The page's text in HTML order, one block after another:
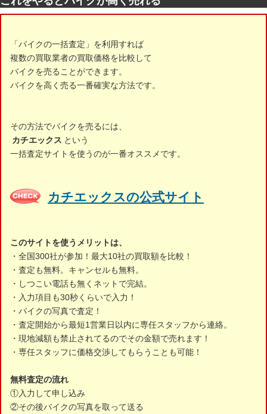
「バイクの一括査定」を利用すれば
複数の買取業者の買取価格を比較して
バイクを売ることができます。
バイクを高く売る一番確実な方法です。
その方法でバイクを売るには、
カチエックス という
一括査定サイトを使うのが一番オススメです。
カチエックスの公式サイト
このサイトを使うメリットは、
・全国300社が参加！最大10社の買取額を比較！
・査定も無料。キャンセルも無料。
・しつこい電話も無くネットで完結。
・入力項目も30秒くらいで入力！
・バイクの写真で査定！
・査定開始から最短1営業日以内に専任スタッフから連絡。
・現地減額も禁止されてるのでその金額で売れます！
・専任スタッフに価格交渉してもらうことも可能！
無料査定の流れ
①入力して申し込み
②その後バイクの写真を取って送る